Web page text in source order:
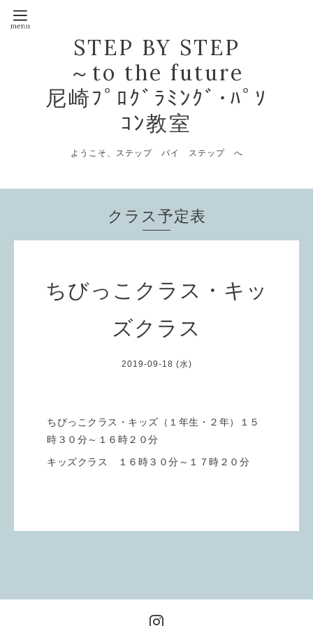
STEP BY STEP
～to the future
尼崎ﾌﾟﾛｸﾞﾗﾐﾝｸﾞ･ﾊﾟｿ
ｺﾝ教室
ようこそ、ステップ バイ ステップ へ
クラス予定表
ちびっこクラス・キッ
ズクラス
2019-09-18 (水)
ちびっこクラス・キッズ（１年生・２年）１５
時３０分～１６時２０分
キッズクラス １６時３０分～１７時２０分